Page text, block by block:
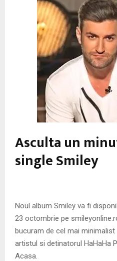
Asculta un
single Smiley
Noul album Smiley va fi
23 octombrie pe
bucuram de cel mai
artistul si detinatorul HaHaHa
Acasa.